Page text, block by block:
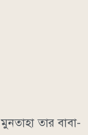
তার বাবা-